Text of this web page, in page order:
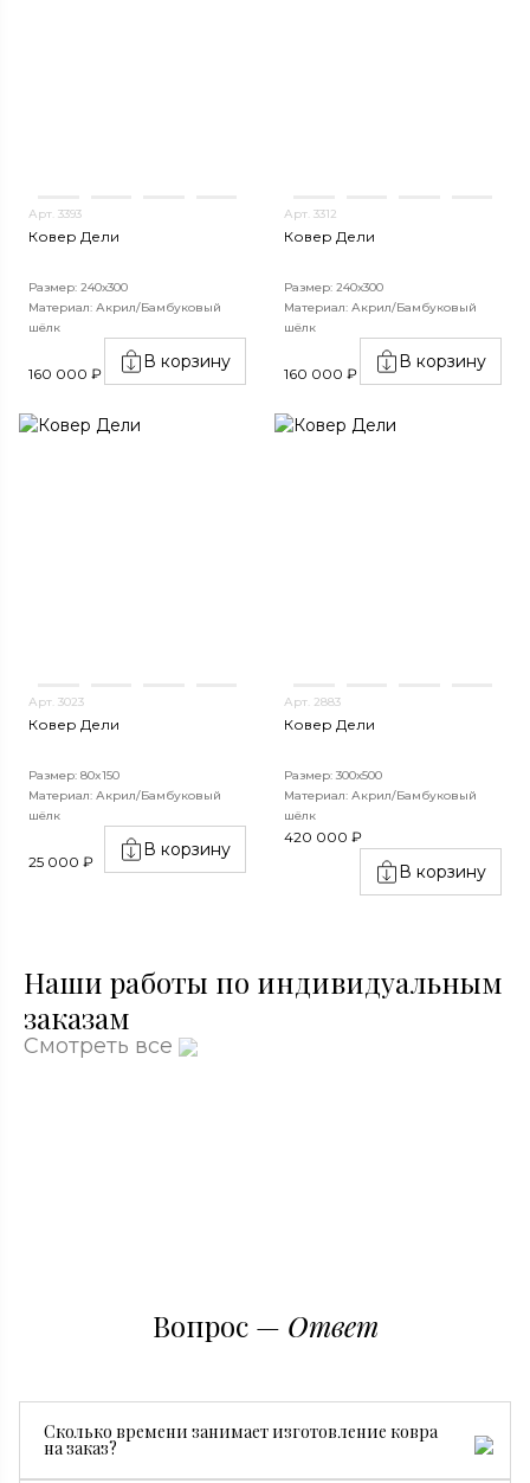
Арт. 3393
Ковер Дели
Размер: 240х300
Материал: Акрил/Бамбуковый
шёлк
160 000 ₽
В корзину
Арт. 3312
Ковер Дели
Размер: 240х300
Материал: Акрил/Бамбуковый
шёлк
160 000 ₽
В корзину
Арт. 3023
Ковер Дели
Размер: 80x150
Материал: Акрил/Бамбуковый
шёлк
25 000 ₽
В корзину
Арт. 2883
Ковер Дели
Размер: 300х500
Материал: Акрил/Бамбуковый
шёлк
420 000 ₽
В корзину
Наши работы по индивидуальным
заказам
Смотреть все
Вопрос — Ответ
Сколько времени занимает изготовление ковра
на заказ?